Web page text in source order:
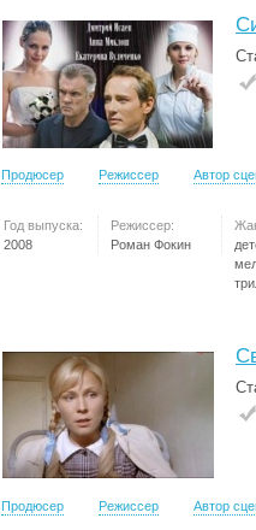
Продюсер Режиссер Автор
Год выпуска:
2008
Режиссер:
Роман Фокин
Продюсер Режиссер Автор